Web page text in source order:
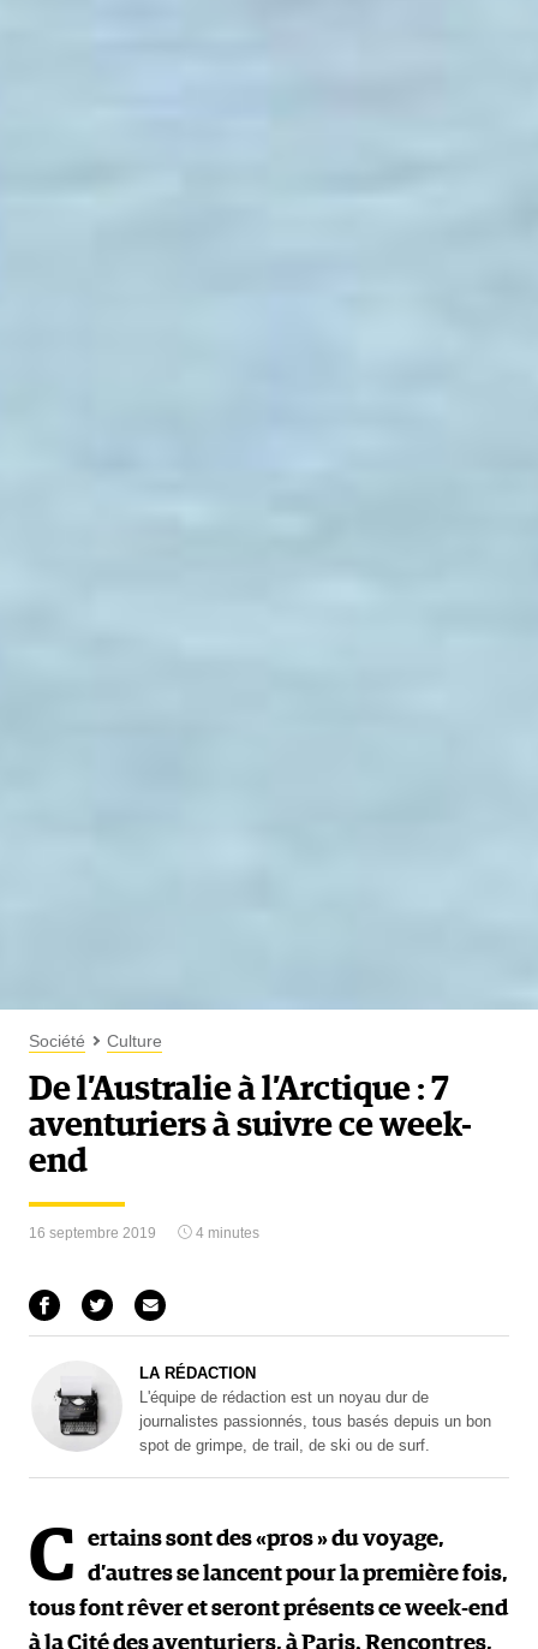
Société Culture
De l’Australie à l’Arctique : 7
aventuriers à suivre ce week-
end
16 septembre 2019 4 minutes
LA RÉDACTION
L'équipe de rédaction est un noyau dur de
journalistes passionnés, tous basés depuis un bon
spot de grimpe, de trail, de ski ou de surf.
C
ertains sont des «pros » du voyage,
d’autres se lancent pour la première fois,
tous font rêver et seront présents ce week-end
à la Cité des aventuriers, à Paris. Rencontres,